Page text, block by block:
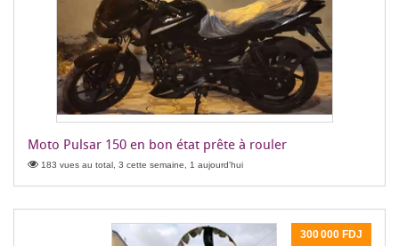
Moto Pulsar 150 en bon état prête à rouler
183 vues au total, 3 cette semaine, 1 aujourd'hui
300 000 FDJ